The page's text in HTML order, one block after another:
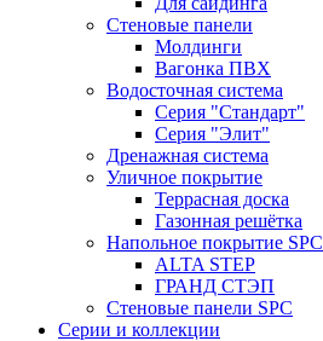
Стеновые панели
Молдинги
Вагонка ПВХ
Водосточная система
Серия "Стандарт"
Серия "Элит"
Дренажная система
Уличное покрытие
Террасная доска
Газонная решётка
Напольное покрытие SPC
ALTA STEP
ГРАНД СТЭП
Стеновые панели SPC
Серии и коллекции